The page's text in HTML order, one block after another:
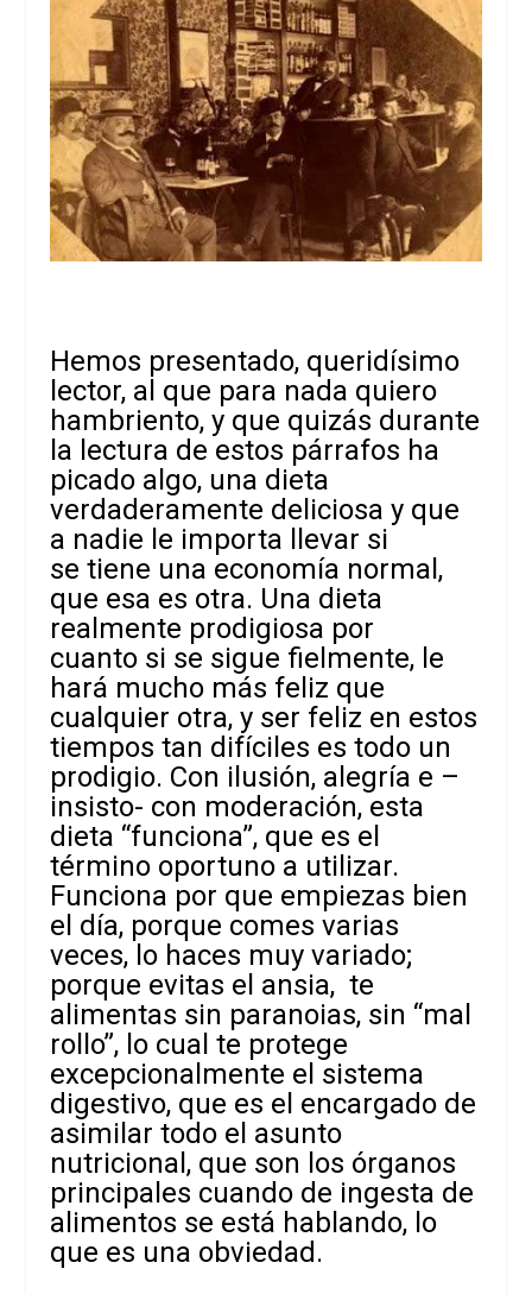
Hemos presentado, queridísimo
lector, al que para nada quiero
hambriento, y que quizás durante
la lectura de estos párrafos ha
picado algo, una dieta
verdaderamente deliciosa y que
a nadie le importa llevar si
se tiene una economía normal,
que esa es otra. Una dieta
realmente prodigiosa por
cuanto si se sigue fielmente, le
hará mucho más feliz que
cualquier otra, y ser feliz en estos
tiempos tan difíciles es todo un
prodigio. Con ilusión, alegría e –
insisto- con moderación, esta
dieta “funciona”, que es el
término oportuno a utilizar.
Funciona por que empiezas bien
el día, porque comes varias
veces, lo haces muy variado;
porque evitas el ansia, te
alimentas sin paranoias, sin “mal
rollo”, lo cual te protege
excepcionalmente el sistema
digestivo, que es el encargado de
asimilar todo el asunto
nutricional, que son los órganos
principales cuando de ingesta de
alimentos se está hablando, lo
que es una obviedad.